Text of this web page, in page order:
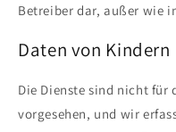
Betreiber dar, außer wie
Daten von Kindern
Die Dienste sind nicht für
vorgesehen, und wir